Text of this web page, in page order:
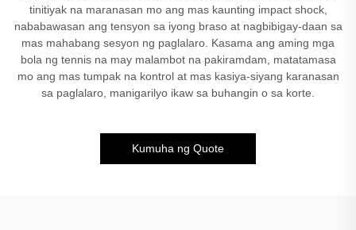
tinitiyak na maranasan mo ang mas kaunting impact shock,
nababawasan ang tensyon sa iyong braso at nagbibigay-daan sa
mas mahabang sesyon ng paglalaro. Kasama ang aming mga
bola ng tennis na may malambot na pakiramdam, matatamasa
mo ang mas tumpak na kontrol at mas kasiya-siyang karanasan
sa paglalaro, manigarilyo ikaw sa buhangin o sa korte.
Kumuha ng Quote